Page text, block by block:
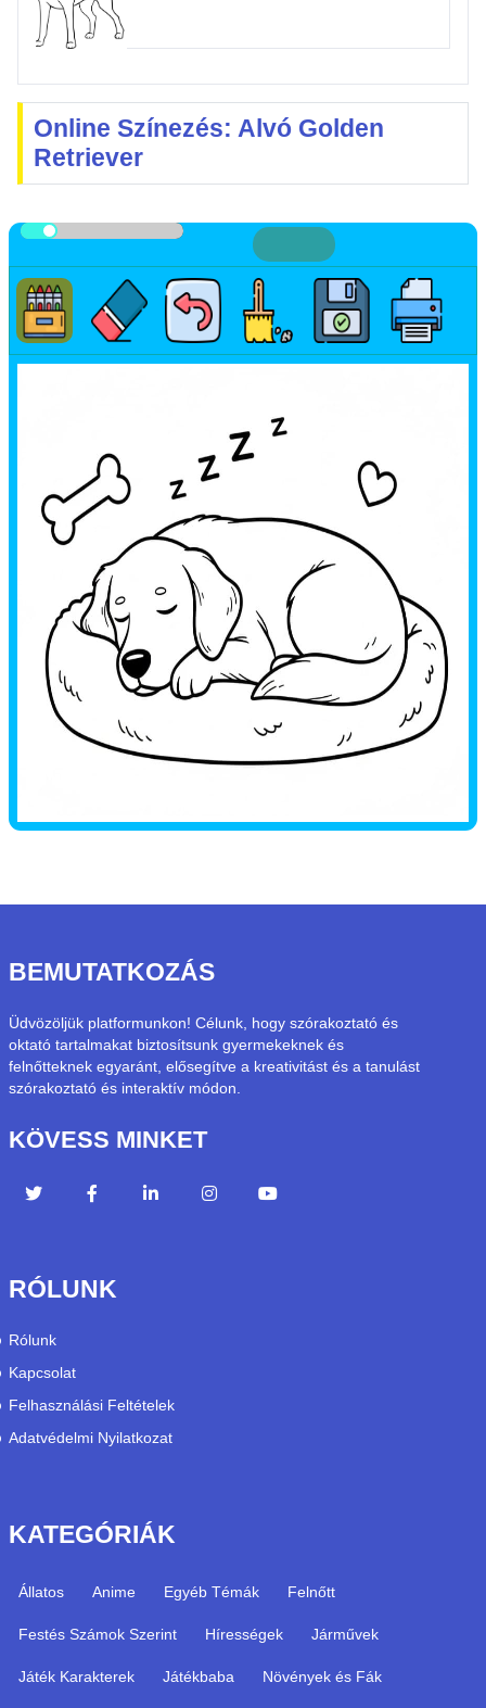
Online Színezés: Alvó Golden
Retriever
BEMUTATKOZÁS
Üdvözöljük platformunkon! Célunk, hogy szórakoztató és
oktató tartalmakat biztosítsunk gyermekeknek és
felnőtteknek egyaránt, elősegítve a kreativitást és a tanulást
szórakoztató és interaktív módon.
KÖVESS MINKET
RÓLUNK
Rólunk
Kapcsolat
Felhasználási Feltételek
Adatvédelmi Nyilatkozat
KATEGÓRIÁK
Állatos Anime Egyéb Témák Felnőtt
Festés Számok Szerint Hírességek Járművek
Játék Karakterek Játékbaba Növények és Fák